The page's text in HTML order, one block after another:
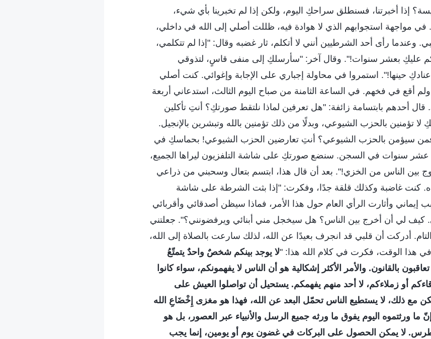
إذا أخبرتنا، فسنطلق سراحكِ اليوم، ولكن إذا لم تخبرينا بأي شيء،
مواجهة استجوابهم الذي لا هوادة فيه، ظللت أصلي إلى الله في داخلي،
وعندما رأى أحد الشرطيين أنني لا أتكلم، ثار غضبه وقال: "إذا لم تتكلمي،
عليكِ بعشر سنوات!". وقال آخر: "سأرسلكِ إلى منفى قاسٍ، لتذوقي
حينها!". استمروا في محاولة إجباري على الإجابة وإغوائي. كنت أصلي
أقع في فخهم. في الساعة الثامنة من صباح اليوم الثالث، استدعاني أربعة
أحدهم بابتسامة زائفة: "هل تعرفين لماذا نلتقط صورتكِ؟ أنتِ تأكلين
تؤمنين بالحزب الشيوعي، وبدلًا من ذلك تؤمنين بالله وتبشرين بالإنجيل.
فمن سيؤمن بالحزب الشيوعي؟ أنتِ تعارضين الحزب الشيوعي! بحماسكِ في
عشر سنوات في السجن. سنضع صورتكِ على شاشة التلفزيون ليراها الجميع،
بين الناس من الخزي!". بعد أن قال هذا، ابتسم بتعال وسحبني من ذراعي
كنت غاضبة وكذلك قلقة جدًا، وفكرت: "إذا بثت الشرطة على شاشة
إيماني وأثارت الرأي العام حول هذا الأمر، فماذا سيظن أصدقائي وأقربائي
كيف لي أن أخرج بين الناس؟ هل سيخجل مني أبنائي ويرفضونني؟". جعلتني
التام. أدركت أن قلبي قد انجرف بعيدًا عن الله، لذلك سارعت بالصلاة إلى الله،
هذا الوقت، فكرت في كلام الله هذا: "لا يوجد بينكم شخصٌ واحدٌ يتمتّعُ
بالقانون. والأمر الأكثر إشكالية هو أن الناس لا يفهمونكم، سواء كانوا
أو زملاءكم، لا أحد منهم يفهمكم. يستحيل أن تواصلوا العيش على
لكن مع ذلك، لا يستطيع الناس تحمّل البعد عن الله، فهذا هو مغزى إِخْضَاعِ الله
ما ورثتموه اليوم يفوق ما ورثه جميع الرسل والأنبياء عبر العصور، بل هو
لا يمكن الحصول على البركات في غضون يوم أو يومين، إنما يجب